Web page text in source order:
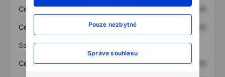
Pouze nezbytné
Správa souhlasu
Celková aktiva XXXXXXX XXXXXXX
Celkový dluh XXXXXXX
Sazby
Cena/tržby XXXXXXX XXXXXXX